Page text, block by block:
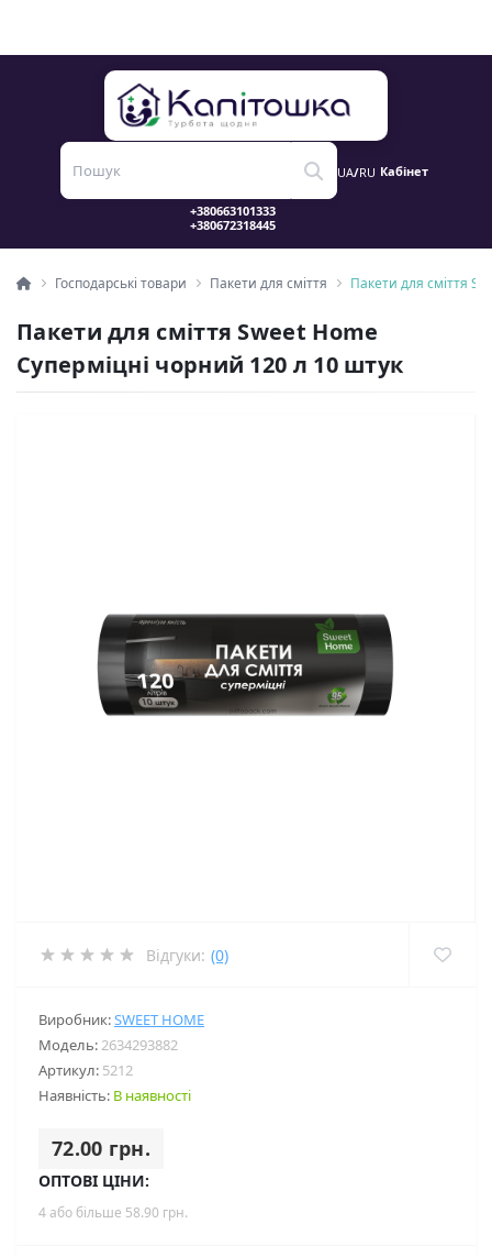
UA/RU Кабінет
Господарські товари Пакети для сміття Пакети для сміття
Пакети для сміття Sweet Home
Суперміцні чорний 120 л 10 штук
Відгуки: (0)
Виробник:SWEET HOME
Модель:2634293882
Артикул: 5212
Наявність: В наявності
72.00 грн.
ОПТОВІ ЦІНИ:
4 або більше 58.90 грн.